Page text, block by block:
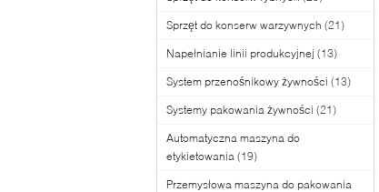
Sprzęt do konserw warzywnych (21)
Napełnianie linii produkcyjnej (13)
System przenośnikowy żywności (13)
Systemy pakowania żywności (21)
Automatyczna maszyna do
etykietowania (19)
Przemysłowa maszyna do pakowania